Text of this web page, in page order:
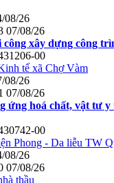
08/26
07/08/26
công xây dựng công
00
tế xã Chợ Vàm
08/26
07/08/26
ứng hoá chất, vật tư y
00
Phong - Da liễu TW
08/26
07/08/26
thầu